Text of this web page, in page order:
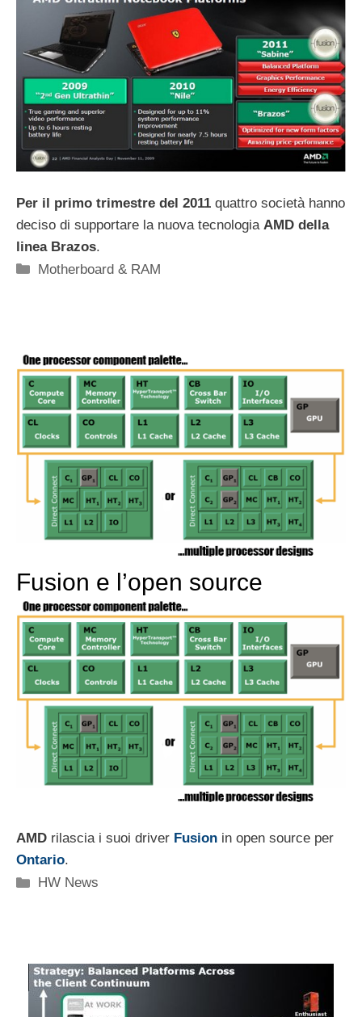
Per il primo trimestre del 2011 quattro società hanno
deciso di supportare la nuova tecnologia AMD della
linea Brazos.
Categorie
Motherboard & RAM
Fusion e l’open source
AMD rilascia i suoi driver Fusion in open source per
Ontario.
Categorie
HW News